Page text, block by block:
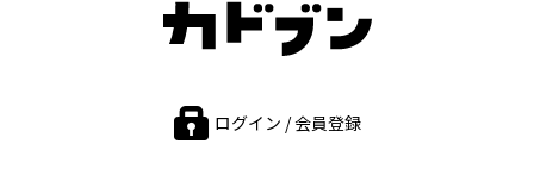
ログイン / 会員登録